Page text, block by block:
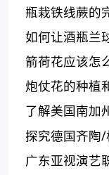
瓶栽铁线蕨的
如何让酒瓶兰
箭荷花应该
炮仗花的种植
了解美国南加
特色
探究德国齐陶
势分析
广东亚视演艺